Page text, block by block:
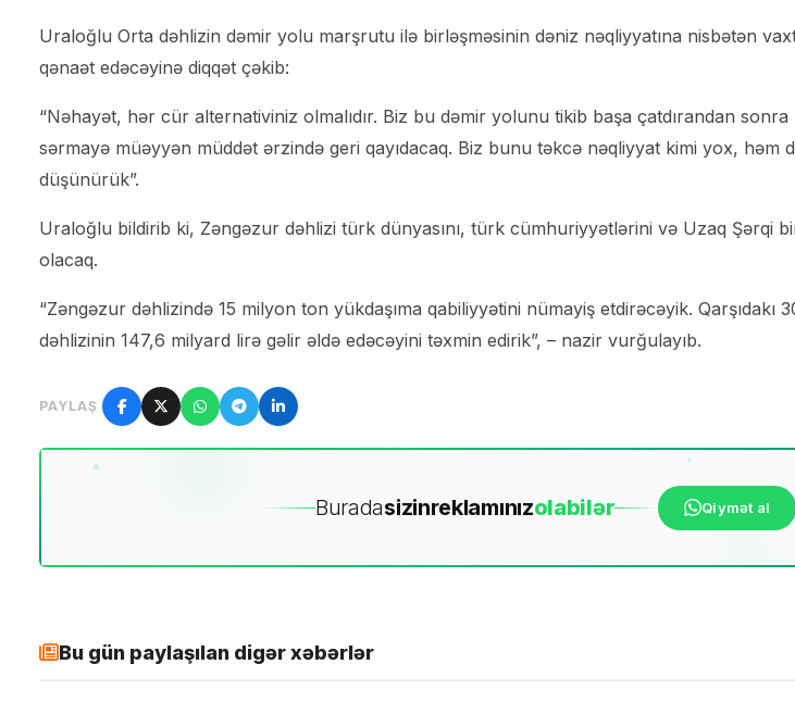
Uraloğlu Orta dəhlizin dəmir yolu marşrutu ilə birləşməsinin dəniz nəqliyyatına nisbətən
qənaət edəcəyinə diqqət çəkib:
“Nəhayət, hər cür alternativiniz olmalıdır. Biz bu dəmir yolunu tikib başa çatdırandan
sərmayə müəyyən müddət ərzində geri qayıdacaq. Biz bunu təkcə nəqliyyat kimi yox, həm
düşünürük”.
Uraloğlu bildirib ki, Zəngəzur dəhlizi türk dünyasını, türk cümhuriyyətlərini və Uzaq Şərqi
olacaq.
“Zəngəzur dəhlizində 15 milyon ton yükdaşıma qabiliyyətini nümayiş etdirəcəyik. Qarşıdakı
dəhlizinin 147,6 milyard lirə gəlir əldə edəcəyini təxmin edirik”, – nazir vurğulayıb.
PAYLAŞ
Buradasizinreklamınızolabilər Qiymət al
Bu gün paylaşılan digər xəbərlər